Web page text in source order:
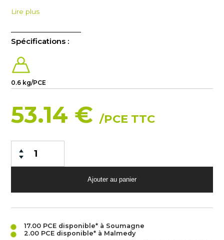
Lire plus
Spécifications :
0.6 kg/PCE
53.14 €/PCE TTC
17.00 PCEdisponible* à Soumagne
2.00 PCEdisponible* à Malmedy